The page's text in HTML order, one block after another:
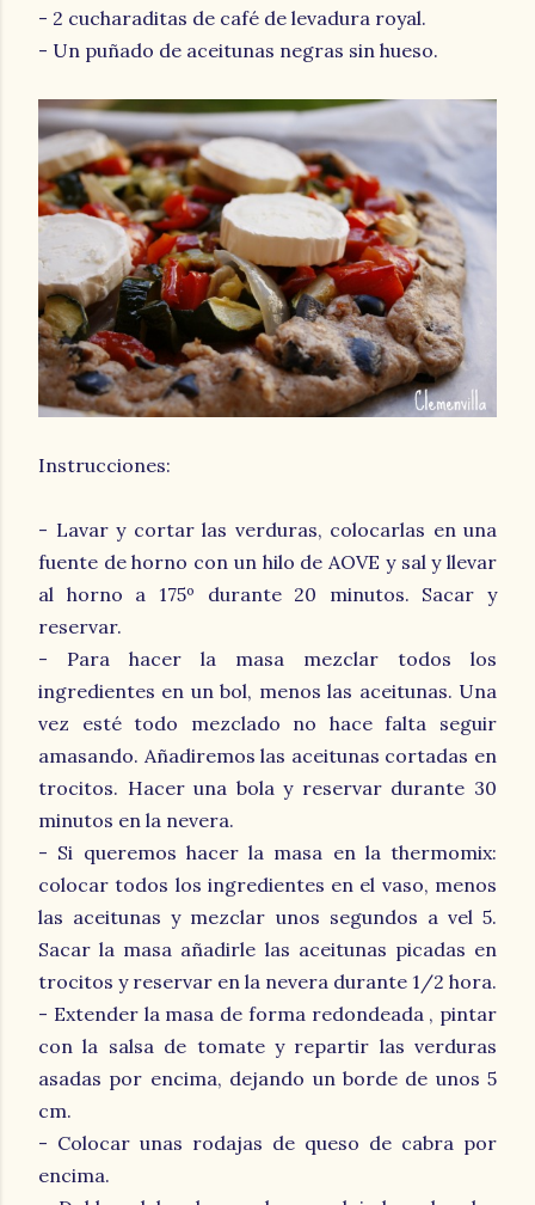
- 2 cucharaditas de café de levadura royal.
- Un puñado de aceitunas negras sin hueso.
Instrucciones:
- Lavar y cortar las verduras, colocarlas en una
fuente de horno con un hilo de AOVE y sal y llevar
al horno a 175º durante 20 minutos. Sacar y
reservar.
- Para hacer la masa mezclar todos los
ingredientes en un bol, menos las aceitunas. Una
vez esté todo mezclado no hace falta seguir
amasando. Añadiremos las aceitunas cortadas en
trocitos. Hacer una bola y reservar durante 30
minutos en la nevera.
- Si queremos hacer la masa en la thermomix:
colocar todos los ingredientes en el vaso, menos
las aceitunas y mezclar unos segundos a vel 5.
Sacar la masa añadirle las aceitunas picadas en
trocitos y reservar en la nevera durante 1/2 hora.
- Extender la masa de forma redondeada , pintar
con la salsa de tomate y repartir las verduras
asadas por encima, dejando un borde de unos 5
cm.
- Colocar unas rodajas de queso de cabra por
encima.